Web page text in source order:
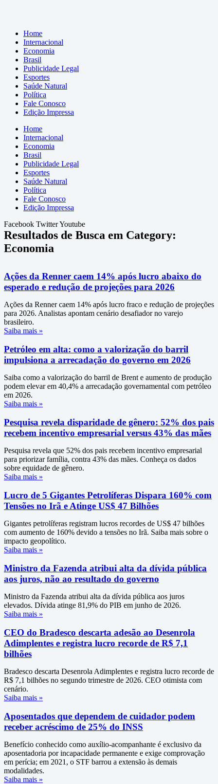
Home
Internacional
Economia
Brasil
Publicidade Legal
Esportes
Saúde Natural
Política
Fale Conosco
Edição Impressa
Home
Internacional
Economia
Brasil
Publicidade Legal
Esportes
Saúde Natural
Política
Fale Conosco
Edição Impressa
Facebook TwitterYoutube
Resultados de Busca em Category:
Economia
Ações da Renner caem 14% após lucro abaixo do
esperado e redução de projeções para 2026
Ações da Renner caem 14% após lucro fraco e redução de projeções
para 2026. Analistas apontam cenário desafiador no varejo
brasileiro.
Saiba mais »
Petróleo em alta: como a valorização do barril
impulsiona a arrecadação do governo em 2026
Saiba como a valorização do barril de Brent e aumento de produção
podem elevar em 40,4% a arrecadação governamental com petróleo
em 2026.
Saiba mais »
Pesquisa revela disparidade de gênero: 52% dos pais
recebem incentivo empresarial versus 43% das mães
Pesquisa revela que 52% dos pais recebem incentivo empresarial
para priorizar família, contra 43% das mães. Conheça os dados
sobre equidade de gênero.
Saiba mais »
Lucro de 5 Gigantes Petrolíferas Dispara 160% com
Tensões no Irã e Atinge US$ 47 Bilhões
Gigantes petrolíferas registram lucros recordes de US$ 47 bilhões
com aumento de 160% devido a tensões no Irã. Saiba mais sobre o
impacto geopolítico.
Saiba mais »
Ministro da Fazenda atribui alta da dívida pública
aos juros, não ao resultado do governo
Ministro da Fazenda atribui alta da dívida pública aos juros
elevados. Dívida atinge 81,9% do PIB em junho de 2026.
Saiba mais »
CEO do Bradesco descarta adesão ao Desenrola
Adimplentes e registra lucro recorde de R$ 7,1
bilhões
Bradesco descarta Desenrola Adimplentes e registra lucro recorde de
R$ 7,1 bilhões no segundo trimestre de 2026. CEO otimista com
cenário.
Saiba mais »
Aposentados que dependem de cuidador podem
receber acréscimo de 25% do INSS
Benefício conhecido como auxílio-acompanhante é exclusivo da
aposentadoria por incapacidade permanente e exige comprovação
em perícia; em 2021, o STF barrou a extensão às demais
modalidades.
Saiba mais »